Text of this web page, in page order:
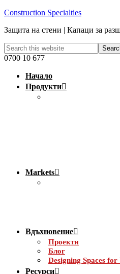
Construction Specialties
Защита на стени | Капаци за
0700 10 677
Начало
Продукти
Markets
Вдъхновение
Проекти
Блог
Designing Spaces for
Ресурси